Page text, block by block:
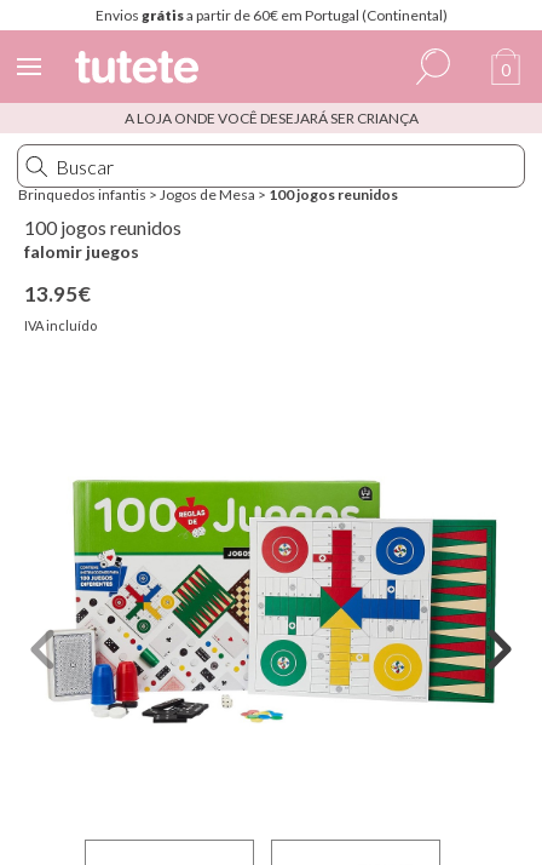
Envios grátisa partir de 60€ em Portugal (Continental)
Espanhol
Italiano
Português
0
A LOJA ONDE VOCÊ DESEJARÁ SER CRIANÇA
Brinquedos infantis > Jogos de Mesa > 100 jogos reunidos
100 jogos reunidos
falomir juegos
13.95€
IVA incluído